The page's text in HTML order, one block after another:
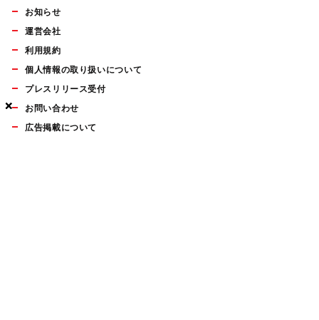
×
×
×
お知らせ
運営会社
利用規約
個人情報の取り扱いについて
プレスリリース受付
お問い合わせ
広告掲載について